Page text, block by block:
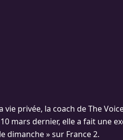
vie privée, la coach de The
mars dernier, elle a fait une
dimanche » sur France 2.